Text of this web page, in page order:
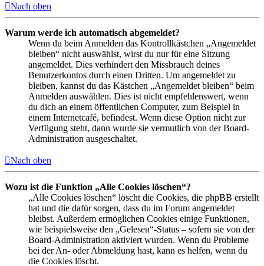
Nach oben
Warum werde ich automatisch abgemeldet?
Wenn du beim Anmelden das Kontrollkästchen „Angemeldet
bleiben“ nicht auswählst, wirst du nur für eine Sitzung
angemeldet. Dies verhindert den Missbrauch deines
Benutzerkontos durch einen Dritten. Um angemeldet zu
bleiben, kannst du das Kästchen „Angemeldet bleiben“ beim
Anmelden auswählen. Dies ist nicht empfehlenswert, wenn
du dich an einem öffentlichen Computer, zum Beispiel in
einem Internetcafé, befindest. Wenn diese Option nicht zur
Verfügung steht, dann wurde sie vermutlich von der Board-
Administration ausgeschaltet.
Nach oben
Wozu ist die Funktion „Alle Cookies löschen“?
„Alle Cookies löschen“ löscht die Cookies, die phpBB erstellt
hat und die dafür sorgen, dass du im Forum angemeldet
bleibst. Außerdem ermöglichen Cookies einige Funktionen,
wie beispielsweise den „Gelesen“-Status – sofern sie von der
Board-Administration aktiviert wurden. Wenn du Probleme
bei der An- oder Abmeldung hast, kann es helfen, wenn du
die Cookies löscht.